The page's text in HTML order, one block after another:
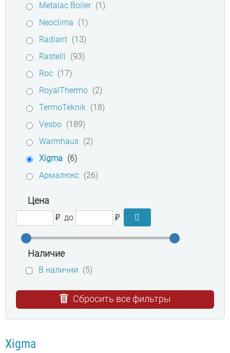
Metalac Boiler (1)
Neoclima (1)
Radiant (13)
Rastelli (93)
Roc (17)
RoyalThermo (2)
TermoTeknik (18)
Vesbo (189)
Warmhaus (2)
Xigma (6)
Армалюкс (26)
Цена
₽ до ₽
Наличие
В наличии (5)
Сбросить все фильтры
Xigma